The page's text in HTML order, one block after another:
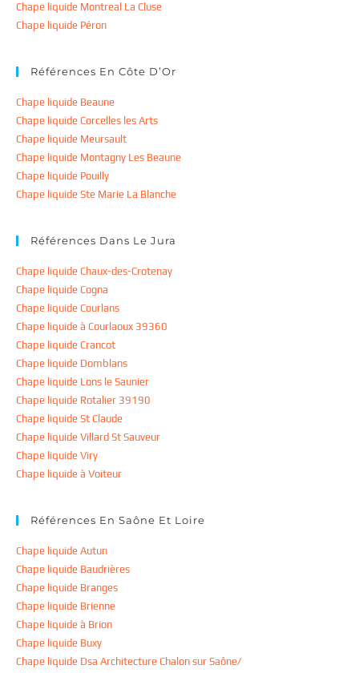
Chape liquide Montreal La Cluse
Chape liquide Péron
Références En Côte D’Or
Chape liquide Beaune
Chape liquide Corcelles les Arts
Chape liquide Meursault
Chape liquide Montagny Les Beaune
Chape liquide Pouilly
Chape liquide Ste Marie La Blanche
Références Dans Le Jura
Chape liquide Chaux-des-Crotenay
Chape liquide Cogna
Chape liquide Courlans
Chape liquide à Courlaoux 39360
Chape liquide Crancot
Chape liquide Domblans
Chape liquide Lons le Saunier
Chape liquide Rotalier 39190
Chape liquide St Claude
Chape liquide Villard St Sauveur
Chape liquide Viry
Chape liquide à Voiteur
Références En Saône Et Loire
Chape liquide Autun
Chape liquide Baudrières
Chape liquide Branges
Chape liquide Brienne
Chape liquide à Brion
Chape liquide Buxy
Chape liquide Dsa Architecture Chalon sur Saône/